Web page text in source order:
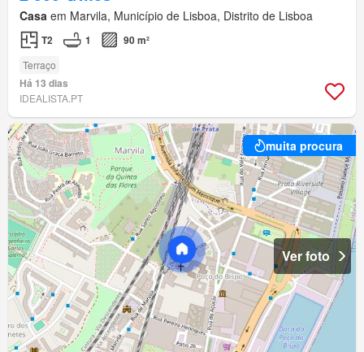
Casa em Marvila, Município de Lisboa, Distrito de Lisboa
T2 1 90 m²
Terraço
Há 13 dias
IDEALISTA.PT
muita procura
Ver foto